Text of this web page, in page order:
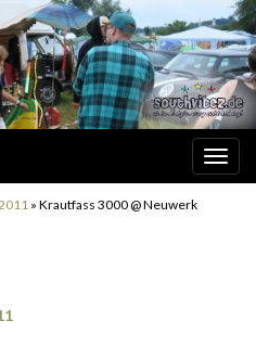
» Krautfass 3000 @ Neuwerk